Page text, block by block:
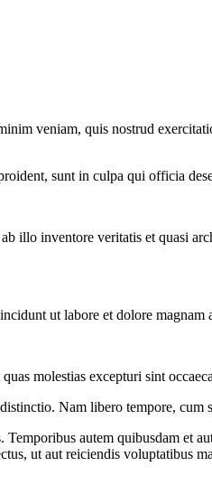
veniam, quis nostrud
sunt in culpa qui officia
illo inventore veritatis et quasi
ut labore et dolore magnam
molestias excepturi sint
Nam libero tempore, cum
autem quibusdam et
ut aut reiciendis voluptatibus